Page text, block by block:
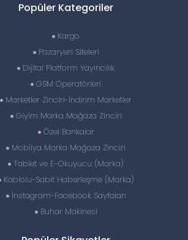
Popüler Kategoriler
Kargo
Pazaryeri Siteleri
Dijital Platform Yayıncılık
GSM Operatörleri
Marketler Zinciri-İndirim Marketler
Giyim Marka Mağaza Zinciri
Özel Bankalar
Mobilya Marka Mağaza Zinciri
Tablet ve E-Okuyucu (Marka)
Kablolu-Sabit Haberleşme (Marka)
İnstagram-Facebook Sayfaları
Buhar Makinesi